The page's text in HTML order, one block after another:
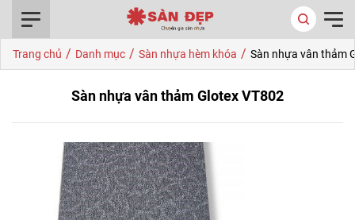
Trang chủ / Danh mục / Sàn nhựa hèm khóa / Sàn nhựa vân thảm
Sàn nhựa vân thảm Glotex VT802